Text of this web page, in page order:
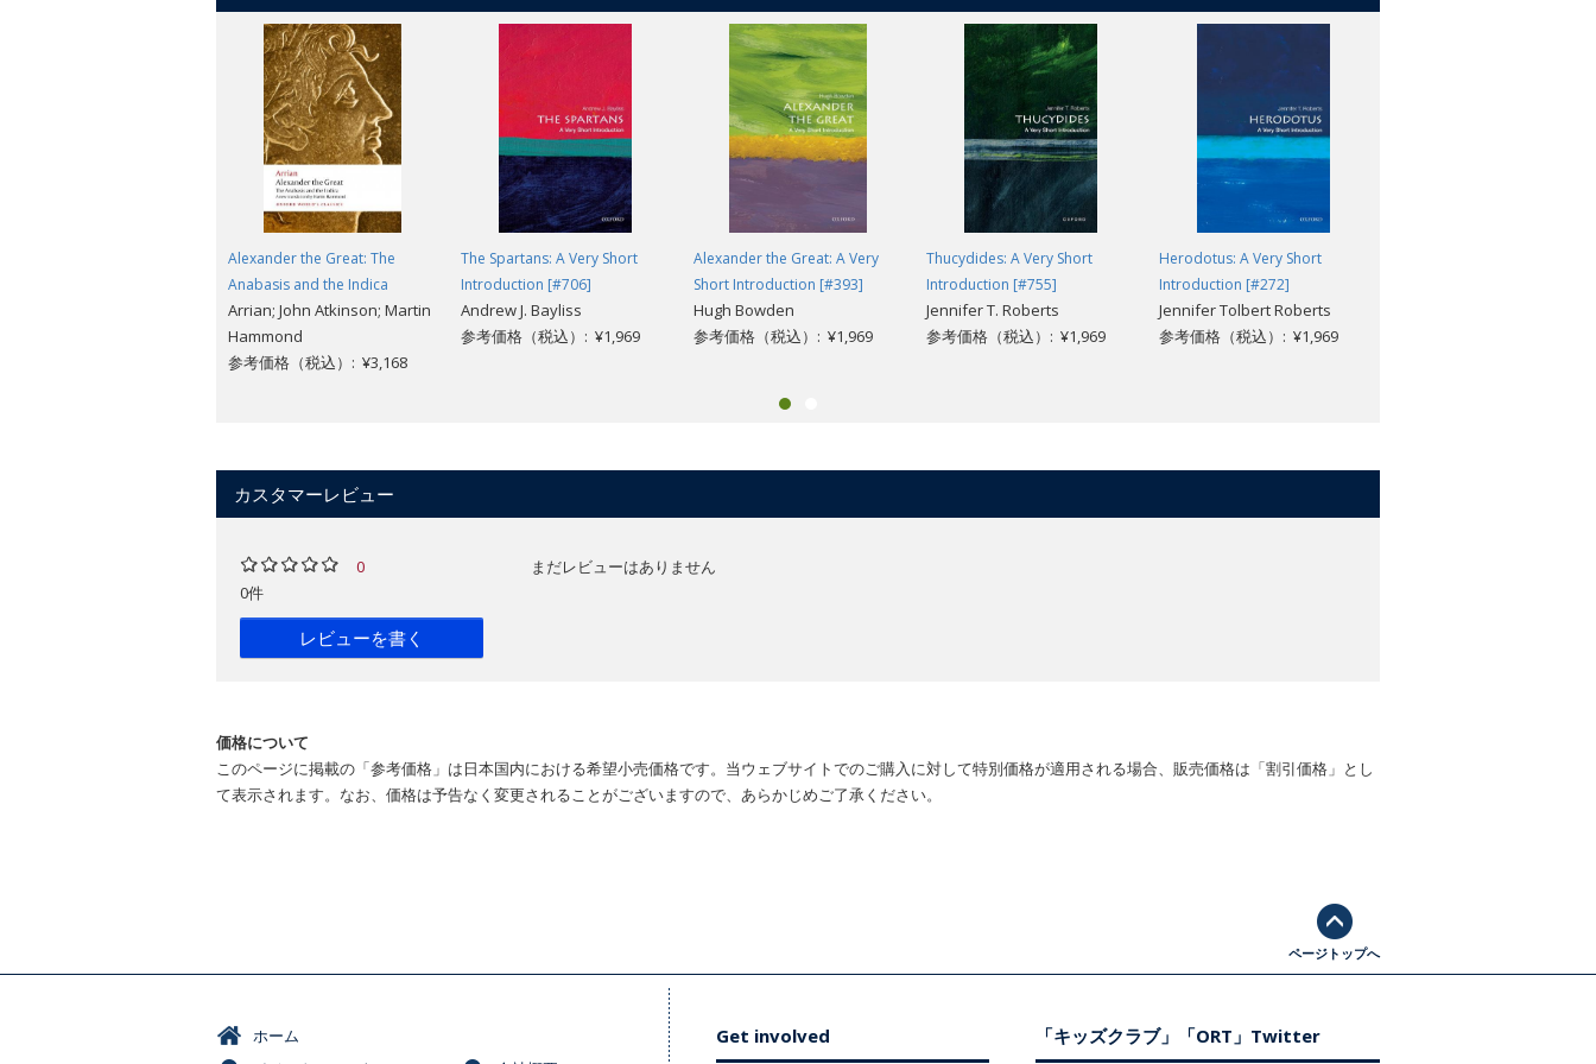
Alexander the Great: The
Anabasis and the Indica
Arrian; John Atkinson; Martin
Hammond
参考価格（税込）: ¥3,168
The Spartans: A Very Short
Introduction [#706]
Andrew J. Bayliss
参考価格（税込）: ¥1,969
Alexander the Great: A Very
Short Introduction [#393]
Hugh Bowden
参考価格（税込）: ¥1,969
Thucydides: A Very Short
Introduction [#755]
Jennifer T. Roberts
参考価格（税込）: ¥1,969
Herodotus: A Very Short
Introduction [#272]
Jennifer Tolbert Roberts
参考価格（税込）: ¥1,969
カスタマーレビュー
0
0件
レビューを書く
まだレビューはありません
価格について
このページに掲載の「参考価格」は日本国内における希望小売価格です。当ウェブサイトでのご購入に対して特別価格が適用される場合、販売価格は「割引価格」とし
て表示されます。なお、価格は予告なく変更されることがございますので、あらかじめご了承ください。
ページトップへ
ホーム
Get involved 「キッズクラブ」「ORT」Twitter